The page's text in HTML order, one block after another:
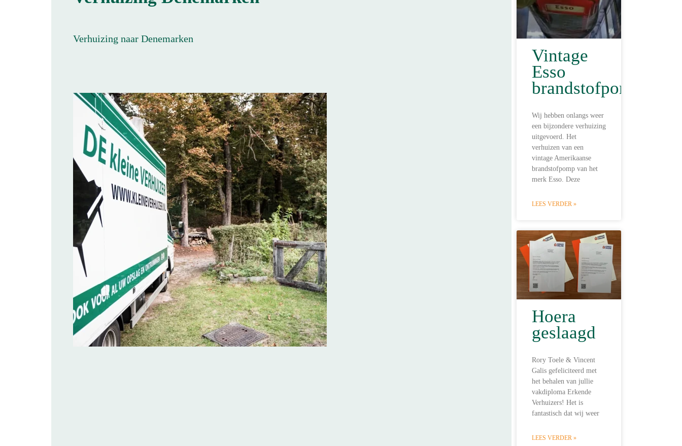
Verhuizing naar Denemarken
Vintage
Esso
brandstofpomp
Wij hebben onlangs weer
een bijzondere verhuizing
uitgevoerd. Het
verhuizen van een
vintage Amerikaanse
brandstofpomp van het
merk Esso. Deze
LEES VERDER »
Hoera
geslaagd
Rory Toele & Vincent
Galis gefeliciteerd met
het behalen van jullie
vakdiploma Erkende
Verhuizers! Het is
fantastisch dat wij weer
LEES VERDER »